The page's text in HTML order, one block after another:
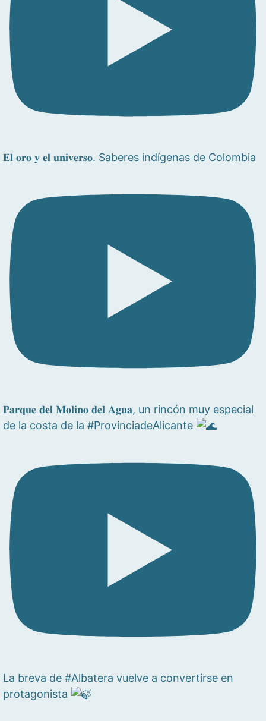
𝐄𝐥 𝐨𝐫𝐨 𝐲 𝐞𝐥 𝐮𝐧𝐢𝐯𝐞𝐫𝐬𝐨. Saberes indígenas de Colombia
𝐏𝐚𝐫𝐪𝐮𝐞 𝐝𝐞𝐥 𝐌𝐨𝐥𝐢𝐧𝐨 𝐝𝐞𝐥 𝐀𝐠𝐮𝐚, un rincón muy especial
de la costa de la #ProvinciadeAlicante
La breva de #Albatera vuelve a convertirse en
protagonista